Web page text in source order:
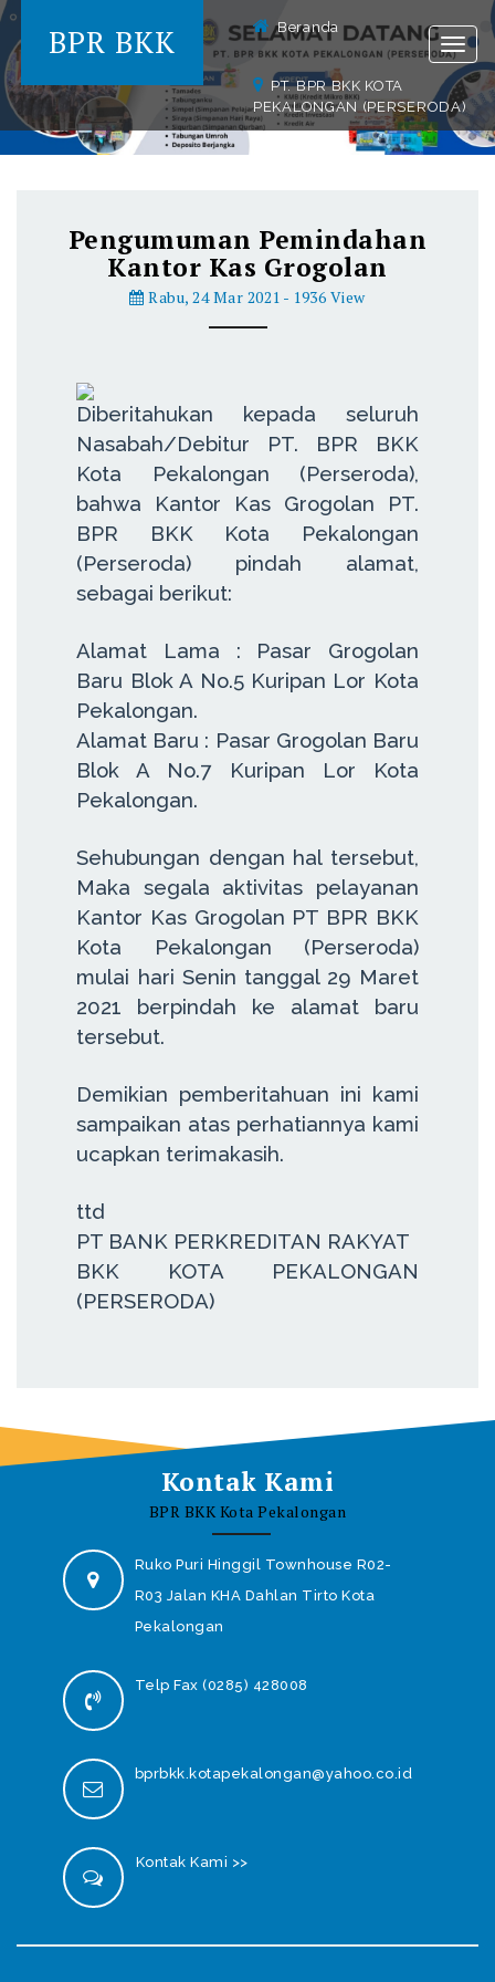
BPR BKK Beranda
PT. BPR BKK KOTA
PEKALONGAN (PERSERODA)
Pengumuman Pemindahan
Kantor Kas Grogolan
Rabu, 24 Mar 2021 - 1936 View
Diberitahukan kepada seluruh
Nasabah/Debitur PT. BPR BKK
Kota Pekalongan (Perseroda),
bahwa Kantor Kas Grogolan PT.
BPR BKK Kota Pekalongan
(Perseroda) pindah alamat,
sebagai berikut:
Alamat Lama : Pasar Grogolan
Baru Blok A No.5 Kuripan Lor Kota
Pekalongan.
Alamat Baru : Pasar Grogolan Baru
Blok A No.7 Kuripan Lor Kota
Pekalongan.
Sehubungan dengan hal tersebut,
Maka segala aktivitas pelayanan
Kantor Kas Grogolan PT BPR BKK
Kota Pekalongan (Perseroda)
mulai hari Senin tanggal 29 Maret
2021 berpindah ke alamat baru
tersebut.
Demikian pemberitahuan ini kami
sampaikan atas perhatiannya kami
ucapkan terimakasih.
ttd
PT BANK PERKREDITAN RAKYAT
BKK KOTA PEKALONGAN
(PERSERODA)
Kontak Kami
BPR BKK Kota Pekalongan
Ruko Puri Hinggil Townhouse R02-
R03 Jalan KHA Dahlan Tirto Kota
Pekalongan
Telp Fax (0285) 428008
bprbkk.kotapekalongan@yahoo.co.id
Kontak Kami >>